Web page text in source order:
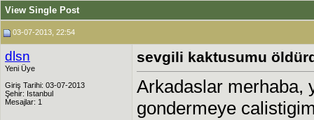
View Single Post
03-07-2013, 22:54
dlsn
Yeni Üye
Giriş Tarihi: 03-07-2013
Şehir: Istanbul
Mesajlar: 1
sevgili kaktusumu
Arkadaslar merhaba,
gondermeye